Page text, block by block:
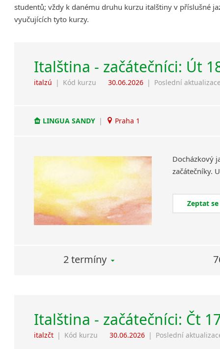
studentů; vždy k danému druhu kurzu italštiny v příslušné
vyučujících tyto kurzy.
Italština - začátečníci: Út
italzú | Kód kurzu 30.06.2026 | Poslední
LINGUA SANDY | Praha 1
Docházkový
začátečníky.
Zeptat
2 termíny
Italština - začátečníci: Čt
italzčt | Kód kurzu 30.06.2026 | Poslední